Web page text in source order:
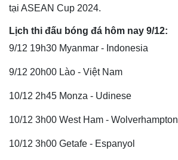
Quan sát
tại ASEAN Cup 2024.
Lịch thi đấu bóng đá hôm nay 9/12:
9/12 19h30 Myanmar - Indonesia
9/12 20h00 Lào - Việt Nam
10/12 2h45 Monza - Udinese
10/12 3h00 West Ham - Wolverhampton
10/12 3h00 Getafe - Espanyol